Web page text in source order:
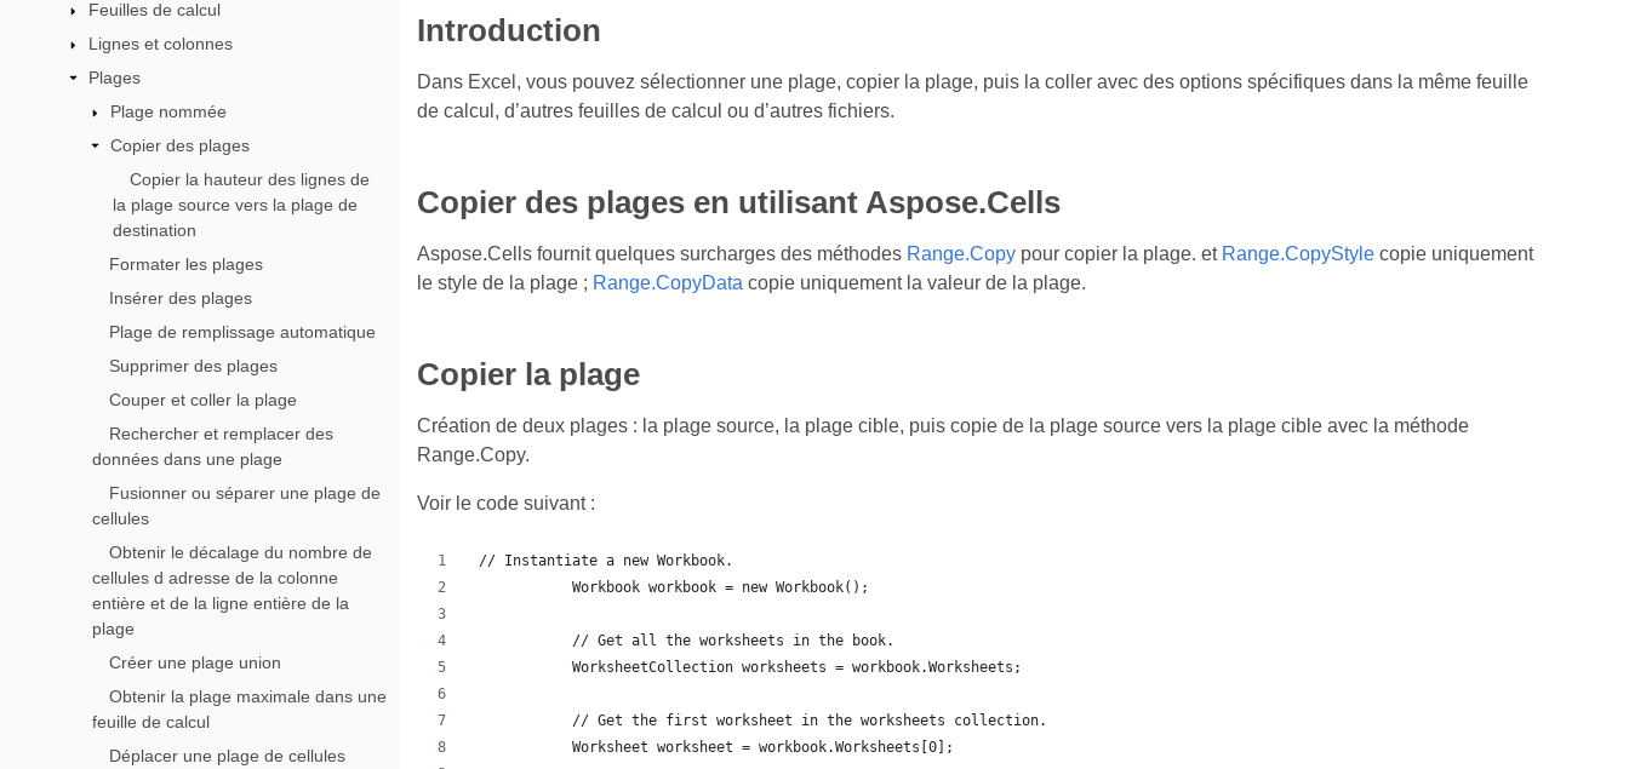
Feuilles de calcul
Lignes et colonnes
Plages
Plage nommée
Copier des plages
Copier la hauteur des lignes de
la plage source vers la plage de
destination
Formater les plages
Insérer des plages
Plage de remplissage automatique
Supprimer des plages
Couper et coller la plage
Rechercher et remplacer des
données dans une plage
Fusionner ou séparer une plage de
cellules
Obtenir le décalage du nombre de
cellules d adresse de la colonne
entière et de la ligne entière de la
plage
Créer une plage union
Obtenir la plage maximale dans une
feuille de calcul
Déplacer une plage de cellules
Introduction
Dans Excel, vous pouvez sélectionner une plage, copier la plage, puis la coller avec des options spécifiques dans la même feuille
de calcul, d’autres feuilles de calcul ou d’autres fichiers.
Copier des plages en utilisant Aspose.Cells
Aspose.Cells fournit quelques surcharges des méthodes Range.Copypour copier la plage. et Range.CopyStylecopie uniquement
le style de la plage ; Range.CopyData copie uniquement la valeur de la plage.
Copier la plage
Création de deux plages : la plage source, la plage cible, puis copie de la plage source vers la plage cible avec la méthode
Range.Copy.
Voir le code suivant :
// Instantiate a new Workbook.
            Workbook workbook = new Workbook();
            // Get all the worksheets in the book.
            WorksheetCollection worksheets = workbook.Worksheets;
            // Get the first worksheet in the worksheets collection.
            Worksheet worksheet = workbook.Worksheets[0];